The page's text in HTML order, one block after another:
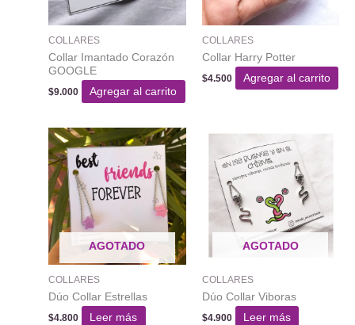
COLLARES
Collar Imantado Corazón
GOOGLE
$9.000 Agregar al carrito
COLLARES
Collar Harry Potter
$4.500 Agregar al carrito
AGOTADO
COLLARES
Dúo Collar Estrellas
$4.800 Leer más
AGOTADO
COLLARES
Dúo Collar Viboras
$4.900 Leer más